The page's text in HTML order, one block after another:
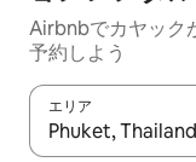
Airbnbでカヤック
予約しよう
エリア
検索結果が表示さ